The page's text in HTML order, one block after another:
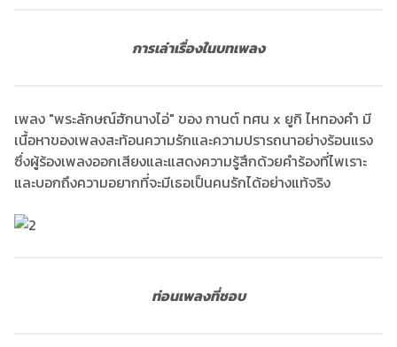
การเล่าเรื่องในบทเพลง
เพลง "พระลักษณ์ฮักนางไอ่" ของ กานต์ ทศน x ยูกิ ไหทองคำ มี
เนื้อหาของเพลงสะท้อนความรักและความปรารถนาอย่างร้อนแรง
ซึ่งผู้ร้องเพลงออกเสียงและแสดงความรู้สึกด้วยคำร้องที่ไพเราะ
และบอกถึงความอยากที่จะมีเธอเป็นคนรักได้อย่างแท้จริง
ท่อนเพลงที่ชอบ